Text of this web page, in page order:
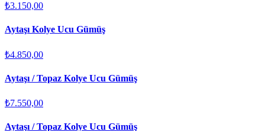
₺3.150,00
Aytaşı Kolye Ucu Gümüş
₺4.850,00
Aytaşı / Topaz Kolye Ucu Gümüş
₺7.550,00
Aytaşı / Topaz Kolye Ucu Gümüş